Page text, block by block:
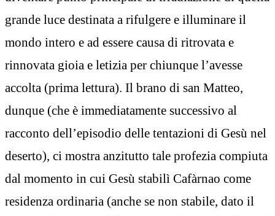
grande luce destinata a rifulgere e illuminare il
mondo intero e ad essere causa di ritrovata e
rinnovata gioia e letizia per chiunque l’avesse
accolta (prima lettura). Il brano di san Matteo,
dunque (che è immediatamente successivo al
racconto dell’episodio delle tentazioni di Gesù nel
deserto), ci mostra anzitutto tale profezia compiuta
dal momento in cui Gesù stabilì Cafàrnao come
residenza ordinaria (anche se non stabile, dato il